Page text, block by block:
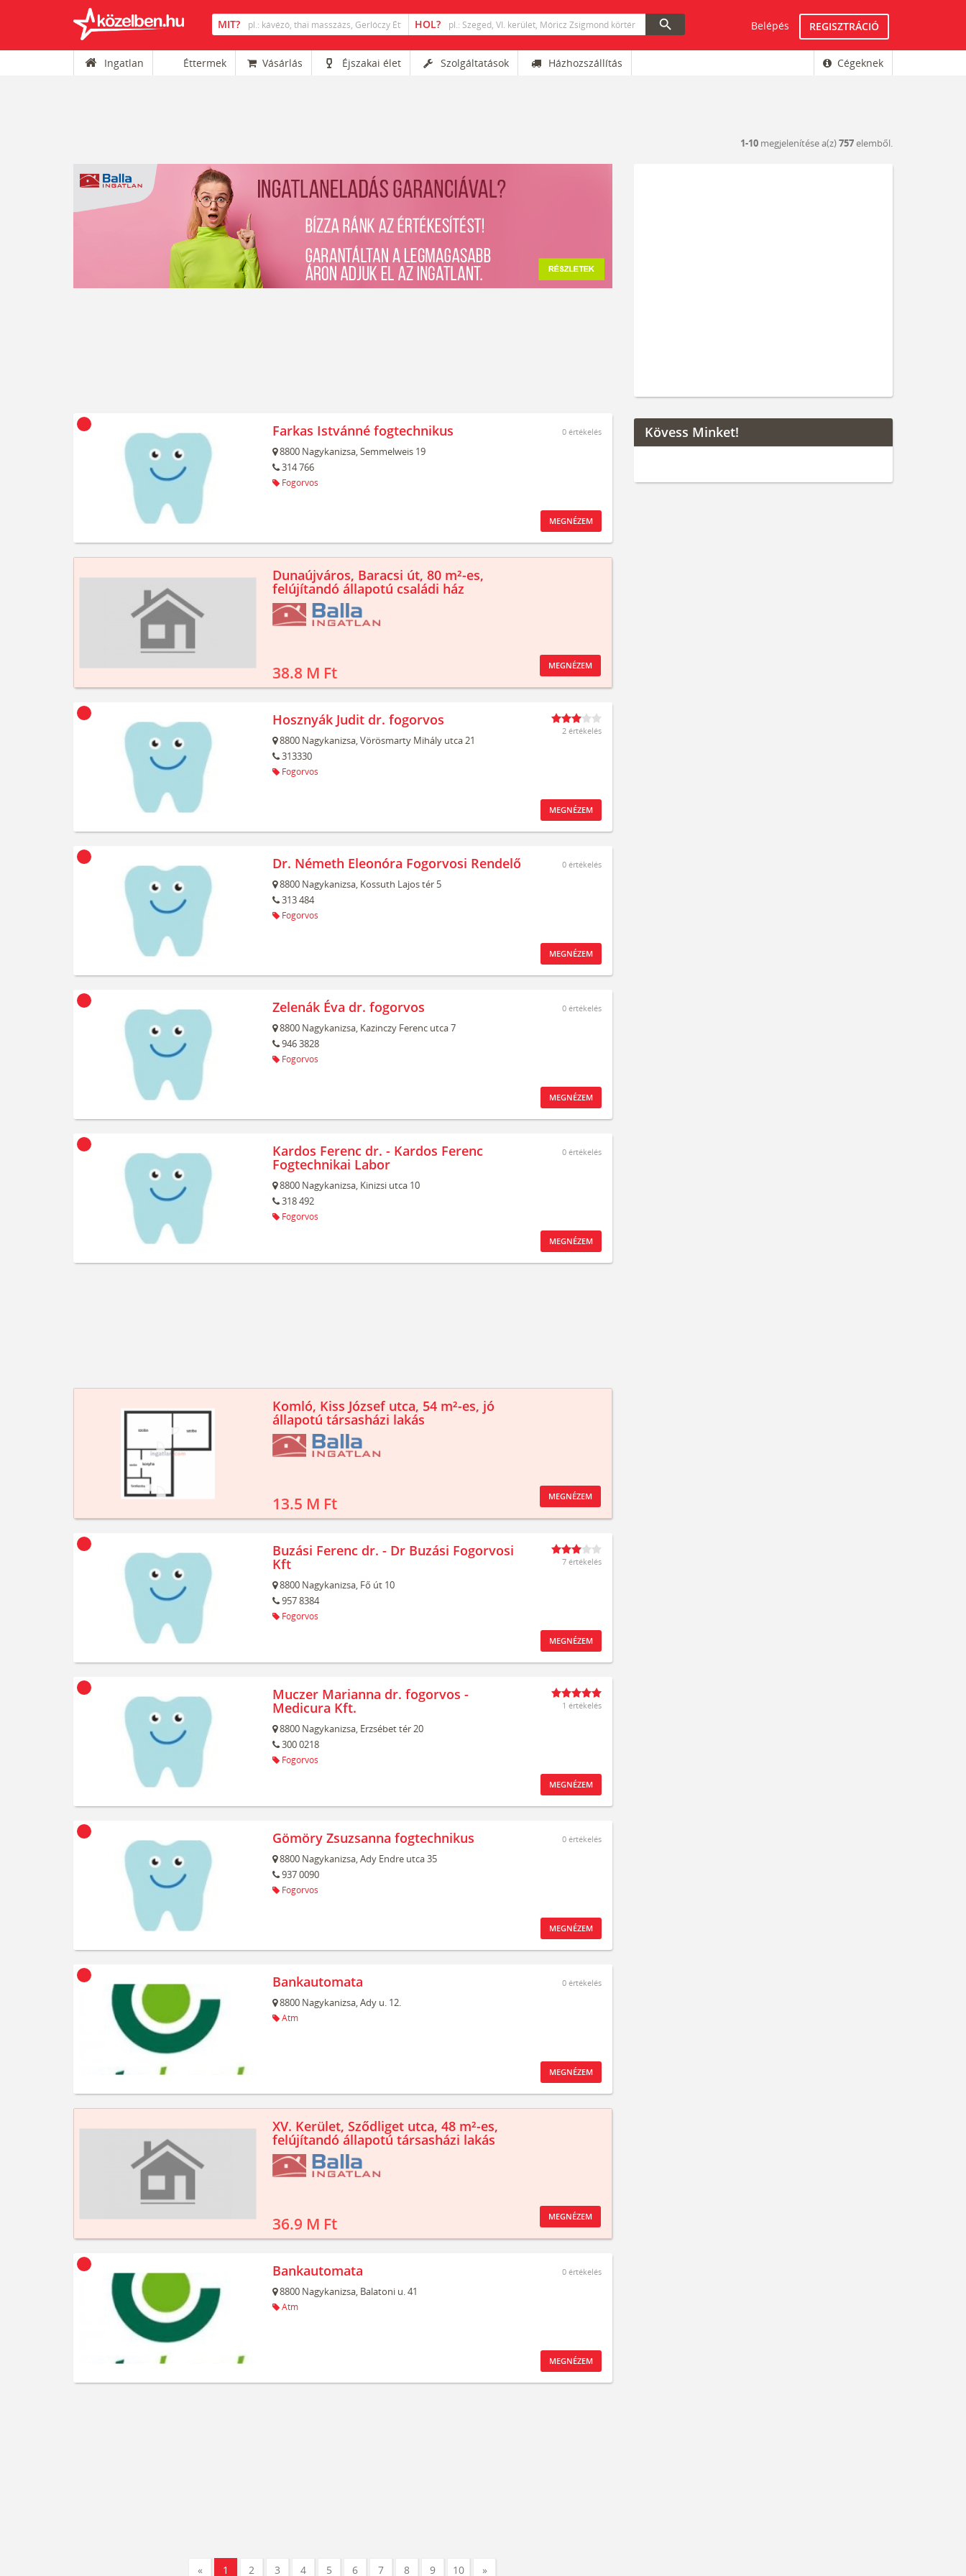
search Belépés REGISZTRÁCIÓ
Ingatlan Éttermek Vásárlás Éjszakai élet Szolgáltatások Házhozszállítás Cégeknek
1-10 megjelenítése a(z)757elemből.
Farkas Istvánné fogtechnikus
8800 Nagykanizsa,Semmelweis 19
314 766
Fogorvos
0 értékelés
MEGNÉZEM
Dunaújváros, Baracsi út, 80 m²-es,
felújítandó állapotú családi ház
38.8 M Ft MEGNÉZEM
Hosznyák Judit dr. fogorvos
8800 Nagykanizsa,Vörösmarty Mihály utca 21
313330
Fogorvos
2 értékelés
MEGNÉZEM
Dr. Németh Eleonóra Fogorvosi Rendelő
8800 Nagykanizsa, Kossuth Lajos tér 5
313 484
Fogorvos
0 értékelés
MEGNÉZEM
Zelenák Éva dr. fogorvos
8800 Nagykanizsa, Kazinczy Ferenc utca 7
946 3828
Fogorvos
0 értékelés
MEGNÉZEM
Kardos Ferenc dr. - Kardos Ferenc
Fogtechnikai Labor
8800 Nagykanizsa, Kinizsi utca 10
318 492
Fogorvos
0 értékelés
MEGNÉZEM
Komló, Kiss József utca, 54 m²-es, jó
állapotú társasházi lakás
13.5 M Ft MEGNÉZEM
Buzási Ferenc dr. - Dr Buzási Fogorvosi
Kft
8800 Nagykanizsa, Fő út 10
957 8384
Fogorvos
7 értékelés
MEGNÉZEM
Muczer Marianna dr. fogorvos -
Medicura Kft.
8800 Nagykanizsa, Erzsébet tér 20
300 0218
Fogorvos
1 értékelés
MEGNÉZEM
Gömöry Zsuzsanna fogtechnikus
8800 Nagykanizsa,Ady Endre utca 35
937 0090
Fogorvos
0 értékelés
MEGNÉZEM
Bankautomata
8800 Nagykanizsa,Ady u. 12.
Atm
0 értékelés
MEGNÉZEM
XV. Kerület, Sződliget utca, 48 m²-es,
felújítandó állapotú társasházi lakás
36.9 M Ft MEGNÉZEM
Bankautomata
8800 Nagykanizsa, Balatoni u. 41
Atm
0 értékelés
MEGNÉZEM
« 1 2 3 4 5 6 7 8 9 10 »
Kövess Minket!